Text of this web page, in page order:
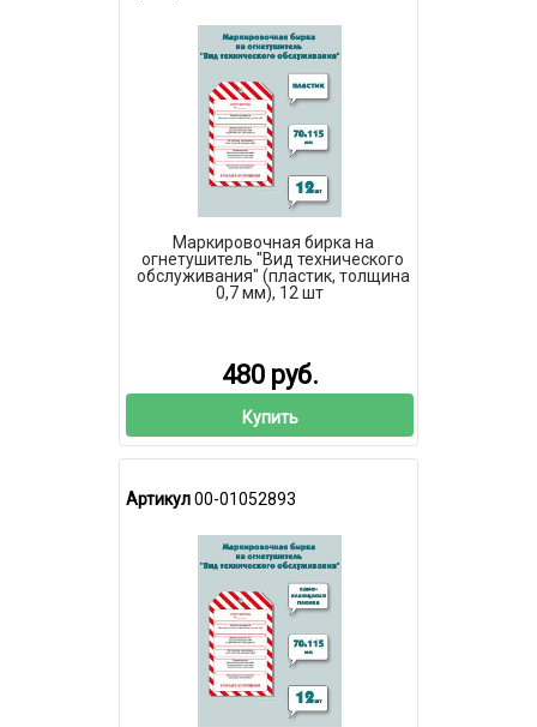
Маркировочная бирка на
огнетушитель "Вид технического
обслуживания" (пластик, толщина
0,7 мм), 12 шт
480 руб.
Купить
Артикул00-01052893